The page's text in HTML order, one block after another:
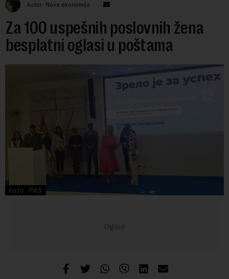
Autor: Nova ekonomija
Za 100 uspešnih poslovnih žena
besplatni oglasi u poštama
Foto: PKS